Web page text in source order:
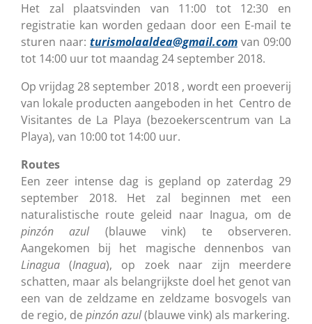
Het zal plaatsvinden van 11:00 tot 12:30 en
registratie kan worden gedaan door een E-mail te
sturen naar: turismolaaldea@gmail.com van 09:00
tot 14:00 uur tot maandag 24 september 2018.
Op vrijdag 28 september 2018 , wordt een proeverij
van lokale producten aangeboden in het Centro de
Visitantes de La Playa (bezoekerscentrum van La
Playa), van 10:00 tot 14:00 uur.
Routes
Een zeer intense dag is gepland op zaterdag 29
september 2018. Het zal beginnen met een
naturalistische route geleid naar Inagua, om de
pinzón
azul
(blauwe vink) te observeren.
Aangekomen bij het magische dennenbos van
Linagua (Inagua), op zoek naar zijn meerdere
schatten, maar als belangrijkste doel het genot van
een van de zeldzame en zeldzame bosvogels van
de regio, de pinzónazul(blauwe vink) als markering.